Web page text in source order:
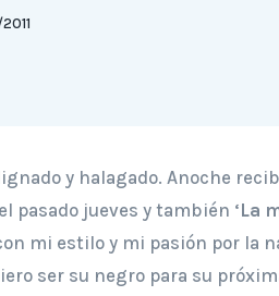
y halagado. Anoche
pasado jueves y también ‘La
mi estilo y mi pasión por la
ser su negro para su